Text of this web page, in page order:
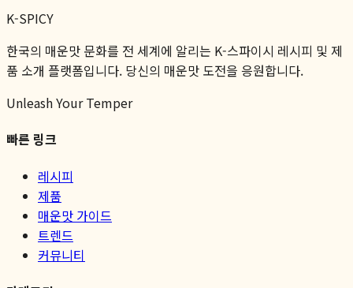
K-SPICY
한국의 매운맛 문화를 전 세계에 알리는 K-스파이시 레시피 및 제
품 소개 플랫폼입니다. 당신의 매운맛 도전을 응원합니다.
Unleash Your Temper
빠른 링크
레시피
제품
매운맛 가이드
트렌드
커뮤니티